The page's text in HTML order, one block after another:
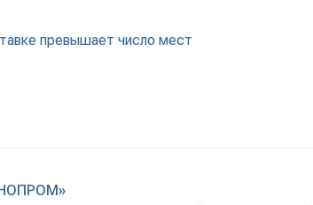
превышает число мест